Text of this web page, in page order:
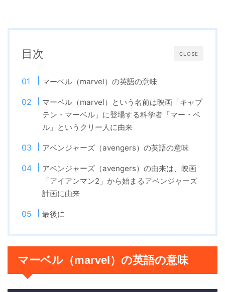
CLOSE
目次
マーベル（marvel）の英語の意味
マーベル（marvel）という名前は映画「キャプ
テン・マーベル」に登場する科学者「マー・ベ
ル」というクリー人に由来
アベンジャーズ（avengers）の英語の意味
アベンジャーズ（avengers）の由来は、映画
「アイアンマン2」から始まるアベンジャーズ
計画に由来
最後に
マーベル（marvel）の英語の意味